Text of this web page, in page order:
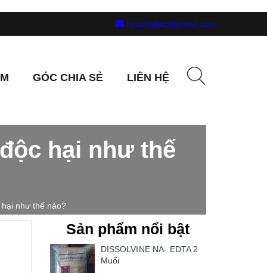
hoachatbtc@gmail.com
GÓC CHIA SẺ LIÊN HỆ
hại như thế
như thế nào?
Sản phẩm nổi bật
DISSOLVINE NA- EDTA 2
Muối